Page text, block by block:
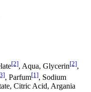
[2], Aqua, Glycerin[2],
, Parfum[1], Sodium
Citric Acid, Argania